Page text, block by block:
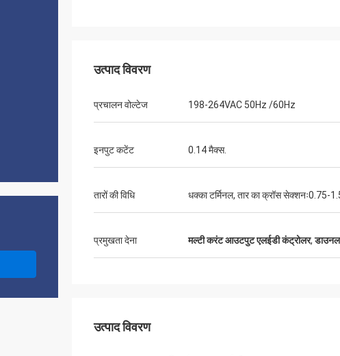
उत्पाद विवरण
प्रचालन वोल्टेज 198-264VAC 50Hz /60Hz
इनपुट कटेंट 0.14 मैक्स.
तारों की विधि धक्का टर्मिनल, तार का क्रॉस सेक्शनः0.75-
प्रमुखता देना मल्टी करंट आउटपुट एलईडी कंट्रोलर,
उत्पाद विवरण